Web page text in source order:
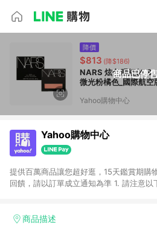
商品已停
降價
$813 (降$186)
NARS 炫色腮紅
微光粉橘色_國際航空
Yahoo購物中心
Yahoo購物中心
提供百萬商品讓您超好逛，15天鑑賞期購
回饋，請以訂單成立通知為準 1. 請注意以下品類商品均無回饋：
電玩/遊戲/相機/單眼/鏡頭/拍立得 [2024/
商品描述